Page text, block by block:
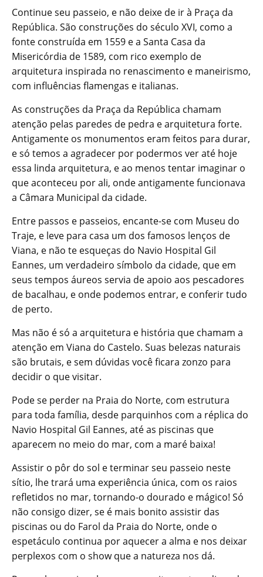
Continue seu passeio, e não deixe de ir à Praça da
República. São construções do século XVI, como a
fonte construída em 1559 e a Santa Casa da
Misericórdia de 1589, com rico exemplo de
arquitetura inspirada no renascimento e maneirismo,
com influências flamengas e italianas.
As construções da Praça da República chamam
atenção pelas paredes de pedra e arquitetura forte.
Antigamente os monumentos eram feitos para durar,
e só temos a agradecer por podermos ver até hoje
essa linda arquitetura, e ao menos tentar imaginar o
que aconteceu por ali, onde antigamente funcionava
a Câmara Municipal da cidade.
Entre passos e passeios, encante-se com Museu do
Traje, e leve para casa um dos famosos lenços de
Viana, e não te esqueças do Navio Hospital Gil
Eannes, um verdadeiro símbolo da cidade, que em
seus tempos áureos servia de apoio aos pescadores
de bacalhau, e onde podemos entrar, e conferir tudo
de perto.
Mas não é só a arquitetura e história que chamam a
atenção em Viana do Castelo. Suas belezas naturais
são brutais, e sem dúvidas você ficara zonzo para
decidir o que visitar.
Pode se perder na Praia do Norte, com estrutura
para toda família, desde parquinhos com a réplica do
Navio Hospital Gil Eannes, até as piscinas que
aparecem no meio do mar, com a maré baixa!
Assistir o pôr do sol e terminar seu passeio neste
sítio, lhe trará uma experiência única, com os raios
refletidos no mar, tornando-o dourado e mágico! Só
não consigo dizer, se é mais bonito assistir das
piscinas ou do Farol da Praia do Norte, onde o
espetáculo continua por aquecer a alma e nos deixar
perplexos com o show que a natureza nos dá.